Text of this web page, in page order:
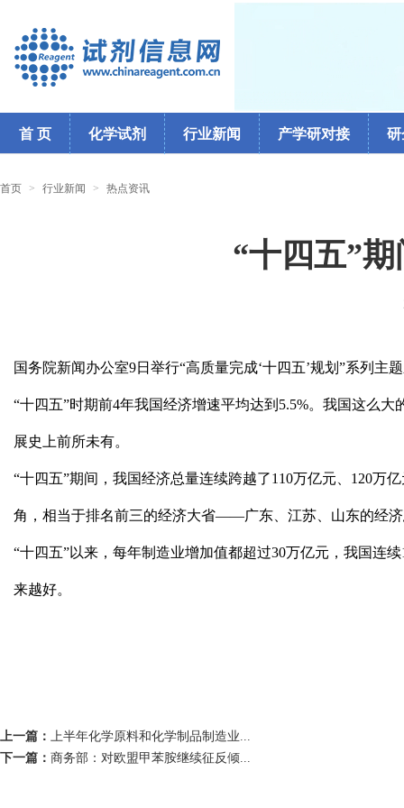
首 页 化学试剂 行业新闻 产学研对接 研
首页 > 行业新闻 > 热点资讯
“十四五”
国务院新闻办公室9日举行“高质量完成‘十四五’规划”系列主
“十四五”时期前4年我国经济增速平均达到5.5%。我国这么
展史上前所未有。
“十四五”期间，我国经济总量连续跨越了110万亿元、120万
角，相当于排名前三的经济大省——广东、江苏、山东的经
“十四五”以来，每年制造业增加值都超过30万亿元，我国连
来越好。
上一篇： 上半年化学原料和化学制品制造业...
下一篇： 商务部：对欧盟甲苯胺继续征反倾...